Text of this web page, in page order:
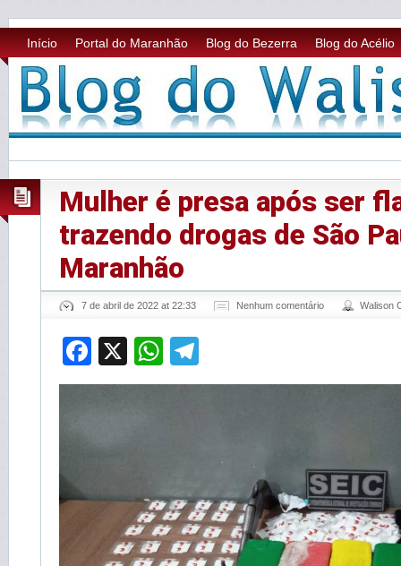
Início Portal do Maranhão Blog do Bezerra Blog do Acélio
Mulher é presa após ser
trazendo drogas de São
Maranhão
7 de abril de 2022 at 22:33 Nenhum comentário Walison
Facebook
X WhatsApp